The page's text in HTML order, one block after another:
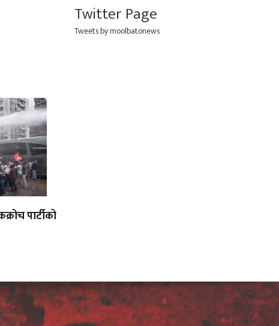
पार्टीको
Twitter Page
Tweets by moolbatonews